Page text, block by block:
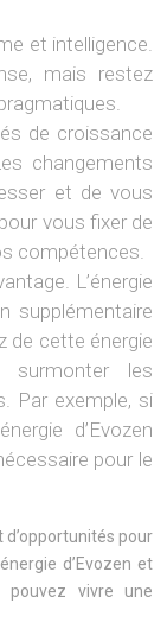
et intelligence.
mais restez
de croissance
changements
et de vous
vous fixer de
compétences.
L’énergie
supplémentaire
de cette énergie
surmonter les
Par exemple, si
d’Evozen
pour le
d’opportunités pour
d’Evozen et
pouvez vivre une